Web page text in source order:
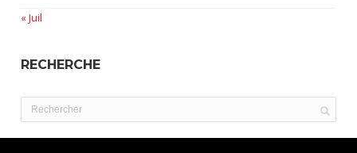
« Juil
RECHERCHE